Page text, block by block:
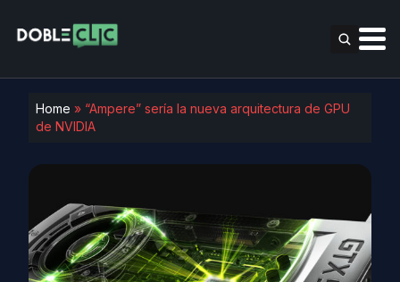
Home » “Ampere” sería la nueva arquitectura de GPU
de NVIDIA